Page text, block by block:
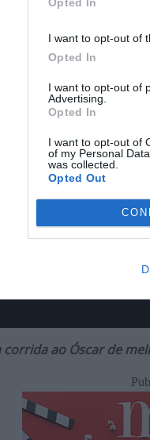
I want to opt-out of
Opted In
I want to opt-out of
Advertising.
Opted In
I want to opt-out of
of my Personal
was collected.
Opted Out
corrida ao Óscar de
Pub